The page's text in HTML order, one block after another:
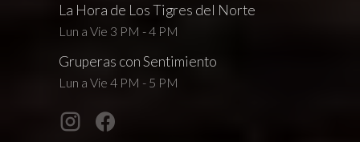
La Hora de Los Tigres del Norte
Lun a Vie 3 PM - 4 PM
Gruperas con Sentimiento
Lun a Vie 4 PM - 5 PM